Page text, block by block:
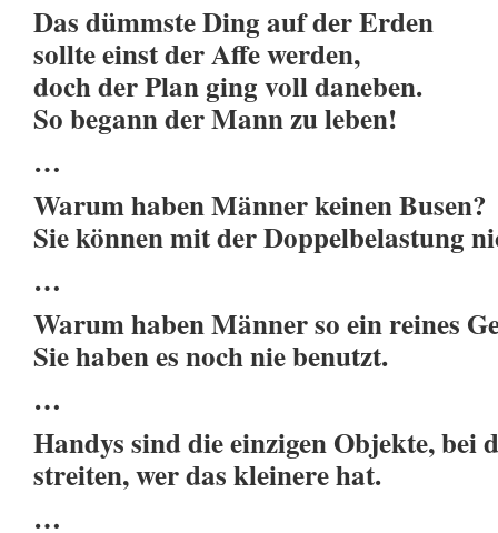
Das dümmste Ding auf der Erden
sollte einst der Affe werden,
doch der Plan ging voll daneben.
So begann der Mann zu leben!
…
Warum haben Männer keinen Busen?
Sie können mit der Doppelbelastung
…
Warum haben Männer so ein reines
Sie haben es noch nie benutzt.
…
Handys sind die einzigen Objekte, bei
streiten, wer das kleinere hat.
…